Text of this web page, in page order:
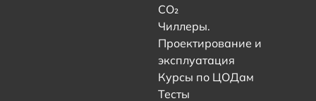
CO₂
Чиллеры.
Проектирование и
эксплуатация
Курсы по ЦОДам
Тесты